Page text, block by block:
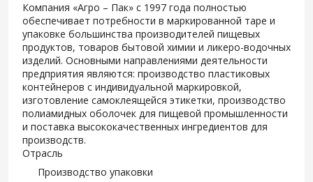
Компания «Агро – Пак» с 1997 года полностью
обеспечивает потребности в маркированной таре и
упаковке большинства производителей пищевых
продуктов, товаров бытовой химии и ликеро-водочных
изделий. Основными направлениями деятельности
предприятия являются: производство пластиковых
контейнеров с индивидуальной маркировкой,
изготовление самоклеящейся этикетки, производство
полиамидных оболочек для пищевой промышленности
и поставка высококачественных ингредиентов для
производств.
Отрасль
Производство упаковки